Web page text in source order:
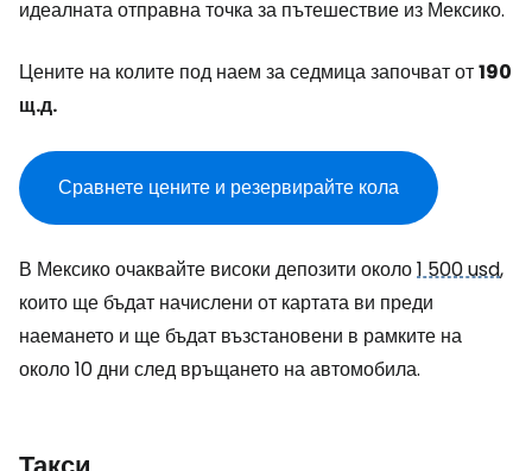
идеалната отправна точка за пътешествие из Мексико.
Цените на колите под наем за седмица започват от190
щ.д.
Сравнете цените и резервирайте кола
В Мексико очаквайте високи депозити около1 500 usd,
които ще бъдат начислени от картата ви преди
наемането и ще бъдат възстановени в рамките на
около 10 дни след връщането на автомобила.